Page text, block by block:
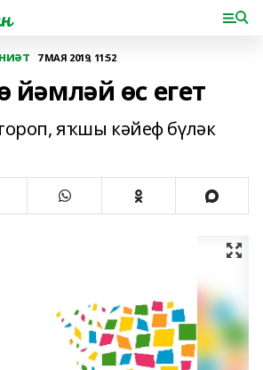
7 МАЯ 2019, 11:52
йәмләй өс егет
яҡшы кәйеф бүләк